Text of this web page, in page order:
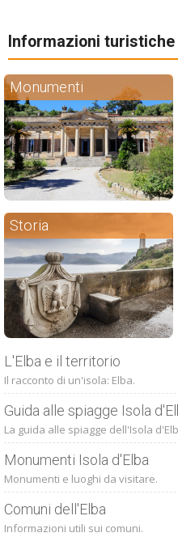
Informazioni
Monumenti
Storia
L'Elba e il territorio
Il racconto di un'isola: Elba.
Guida alle spiagge Isola
La guida alle spiagge dell'Isola
Monumenti Isola d'Elba
Monumenti e luoghi da visitare.
Comuni dell'Elba
Informazioni utili sui comuni.